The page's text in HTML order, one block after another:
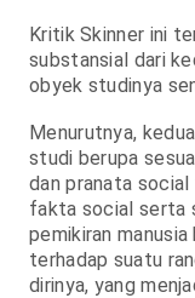
Kritik Skinner ini
substansial dari
obyek studinya
Menurutnya,
studi berupa
dan pranata
fakta social serta
pemikiran
terhadap suatu
dirinya, yang